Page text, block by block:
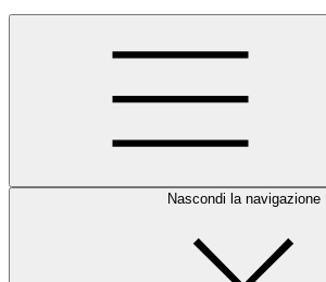
Nascondi la navigazione